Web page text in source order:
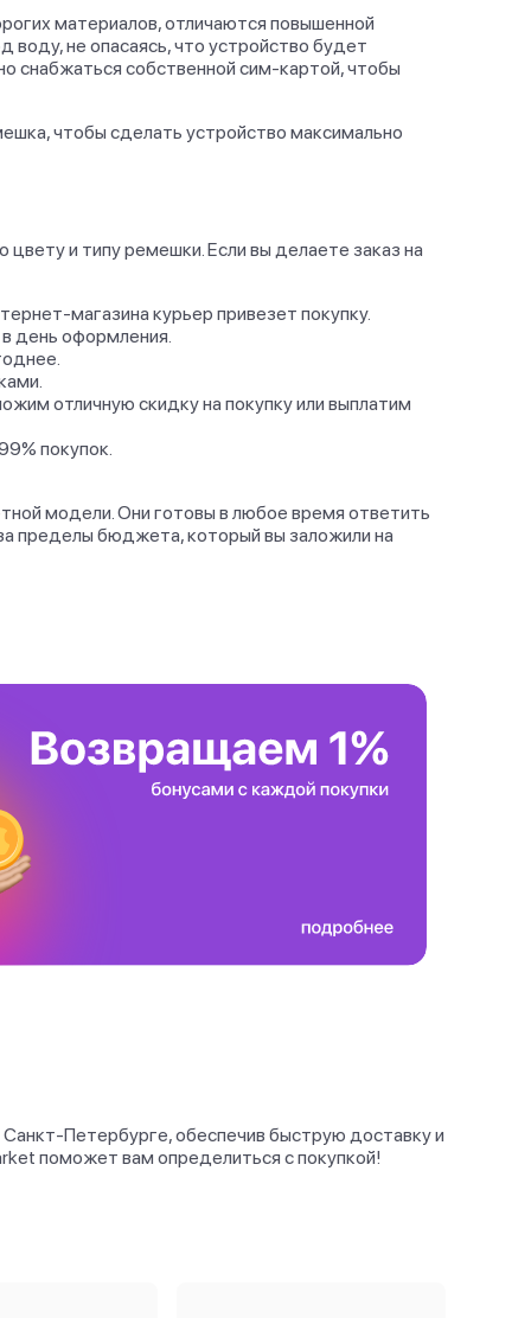
материалов, отличаются повышенной
не опасаясь, что устройство будет
снабжаться собственной сим-картой, чтобы
чтобы сделать устройство максимально
и типу ремешки. Если вы делаете заказ на
магазина курьер привезет покупку.
день оформления.
отличную скидку на покупку или выплатим
покупок.
модели. Они готовы в любое время ответить
пределы бюджета, который вы заложили на
Петербурге, обеспечив быструю доставку и
поможет вам определиться с покупкой!